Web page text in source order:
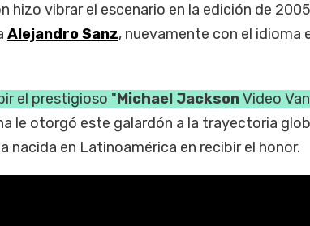
hizo vibrar el escenario en la edición de 2005
Alejandro Sanz, nuevamente con el idioma
el prestigioso "Michael JacksonVideo
le otorgó este galardón a la trayectoria
nacida en Latinoamérica en recibir el honor.